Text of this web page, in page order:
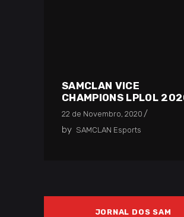
SAMCLAN VICE
CHAMPIONS LPLOL
22 de Novembro, 2020
by SAMCLAN Esports
JORNAL DOS SAM